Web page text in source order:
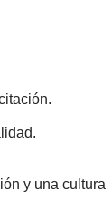
y una cultura